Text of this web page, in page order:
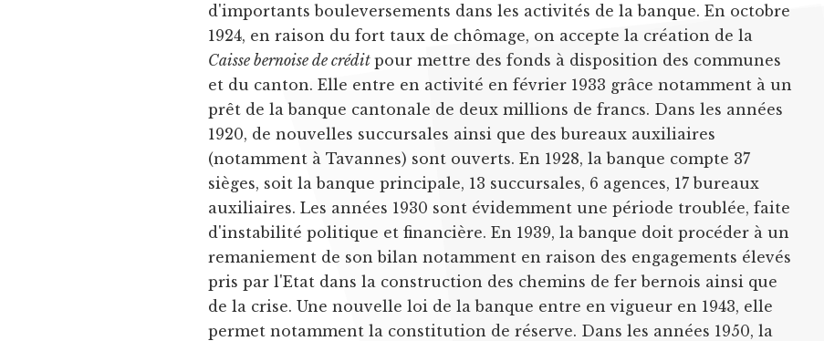
d'importants bouleversements dans les activités de la banque. En octobre
1924, en raison du fort taux de chômage, on accepte la création de la
Caisse bernoise de créditpour mettre des fonds à disposition des communes
et du canton. Elle entre en activité en février 1933 grâce notamment à un
prêt de la banque cantonale de deux millions de francs. Dans les années
1920, de nouvelles succursales ainsi que des bureaux auxiliaires
(notamment à Tavannes) sont ouverts. En 1928, la banque compte 37
sièges, soit la banque principale, 13 succursales, 6 agences, 17 bureaux
auxiliaires. Les années 1930 sont évidemment une période troublée, faite
d'instabilité politique et financière. En 1939, la banque doit procéder à un
remaniement de son bilan notamment en raison des engagements élevés
pris par l'Etat dans la construction des chemins de fer bernois ainsi que
de la crise. Une nouvelle loi de la banque entre en vigueur en 1943, elle
permet notamment la constitution de réserve. Dans les années 1950, la